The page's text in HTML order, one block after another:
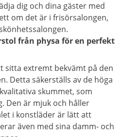
dig och dina gäster med
om det är i frisörsalongen,
från physa för en perfekt
sitta extremt bekvämt på den
Detta säkerställs av de höga
skummet, som
Den är mjuk och håller
i konstläder är lätt att
även med sina damm- och